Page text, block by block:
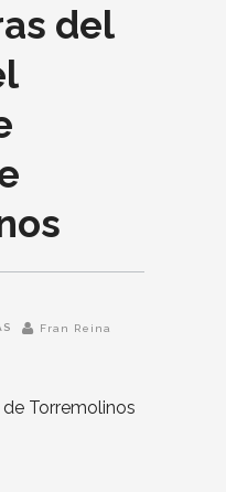
del
Fran Reina
Torremolinos